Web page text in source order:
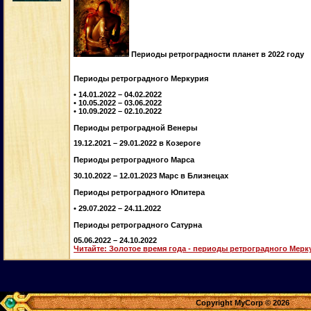
Периоды ретроградности планет в 2022 году
Периоды ретроградного Меркурия
• 14.01.2022 – 04.02.2022
• 10.05.2022 – 03.06.2022
• 10.09.2022 – 02.10.2022
Периоды ретроградной Венеры
19.12.2021 – 29.01.2022 в Козероге
Периоды ретроградного Марса
30.10.2022 – 12.01.2023 Марс в Близнецах
Периоды ретроградного Юпитера
• 29.07.2022 – 24.11.2022
Периоды ретроградного Сатурна
05.06.2022 – 24.10.2022
Читайте: Золотое время года - периоды ретроградного
Copyright MyCorp © 2026